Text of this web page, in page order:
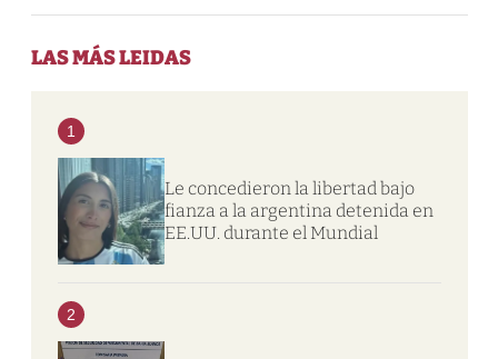
LAS MÁS LEIDAS
1
Le concedieron la libertad bajo
fianza a la argentina detenida en
EE.UU. durante el Mundial
2